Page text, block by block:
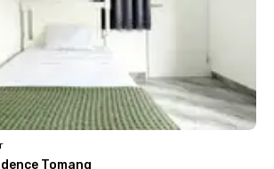
Tomang